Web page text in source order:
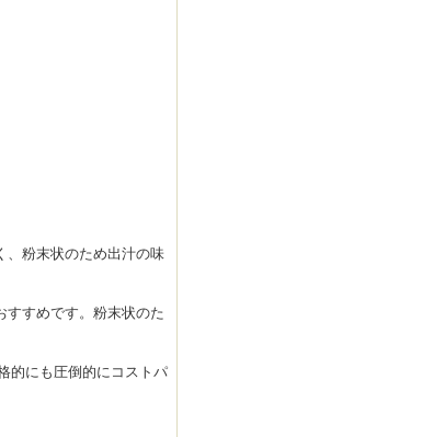
、粉末状のため出汁の味
すすめです。粉末状のた
的にも圧倒的にコストパ